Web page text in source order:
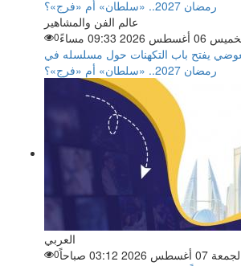
عالم الفن والمشاهير
06 أغسطس 2026 09:33 مساءً
0
يفتح باب التكهنات حول مسلسله في
رمضان 2027.. «سلطان» أم «فرج»؟
العربي
07 أغسطس 2026 03:12 صباحاً
0